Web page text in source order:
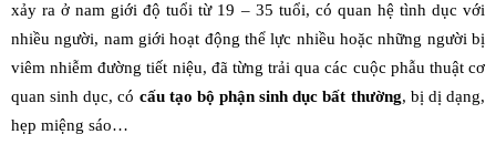
xảy ra ở nam giới độ tuổi từ 19 – 35 tuổi, có quan hệ tình dục với
nhiều người, nam giới hoạt động thể lực nhiều hoặc những người bị
viêm nhiễm đường tiết niệu, đã từng trải qua các cuộc phẫu thuật cơ
quan sinh dục, có cấu tạo bộ phận sinh dục bất thường, bị dị dạng,
hẹp miệng sáo…